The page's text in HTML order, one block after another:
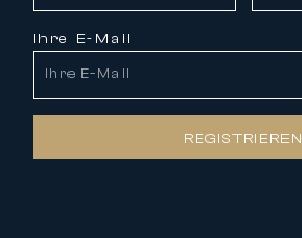
Ihre E-Mail
REGISTRIEREN